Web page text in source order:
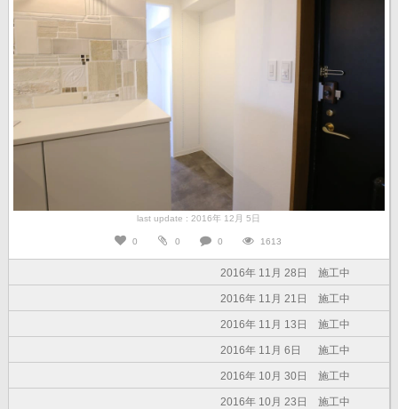
last update : 2016年 12月 5日
0 0 0 1613
2016年 11月 28日 施工中
2016年 11月 21日 施工中
2016年 11月 13日 施工中
2016年 11月 6日 施工中
2016年 10月 30日 施工中
2016年 10月 23日 施工中